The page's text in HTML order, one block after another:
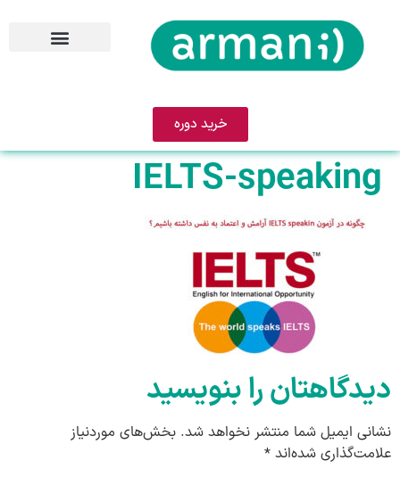
خرید دوره
IELTS-speaking
دیدگاهتان را بنویسید
نشانی ایمیل شما منتشر نخواهد شد. بخش‌های موردنیاز
علامت‌گذاری شده‌اند *